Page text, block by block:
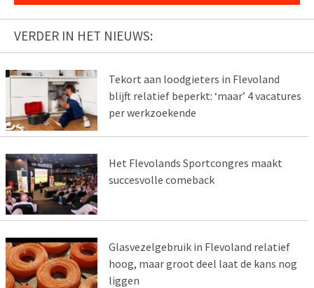
VERDER IN HET NIEUWS:
Tekort aan loodgieters in Flevoland
blijft relatief beperkt: ‘maar’ 4 vacatures
per werkzoekende
Het Flevolands Sportcongres maakt
succesvolle comeback
Glasvezelgebruik in Flevoland relatief
hoog, maar groot deel laat de kans nog
liggen